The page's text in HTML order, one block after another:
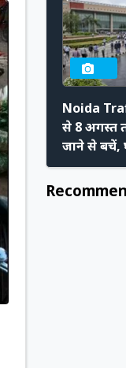
Noida
से 8 अगस्त
जाने से बचें,
पहले चेक
एडवाइजरी